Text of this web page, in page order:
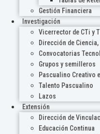
Gestión Financiera
Investigación
Vicerrector de CTi y
Dirección de
Convocatorias
Grupos y semilleros
Pascualino Creativo
Talento Pascualino
Lazos
Extensión
Dirección de
Educación Continua